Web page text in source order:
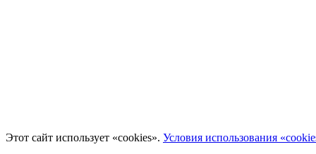
Этот сайт использует «cookies». Условия использования